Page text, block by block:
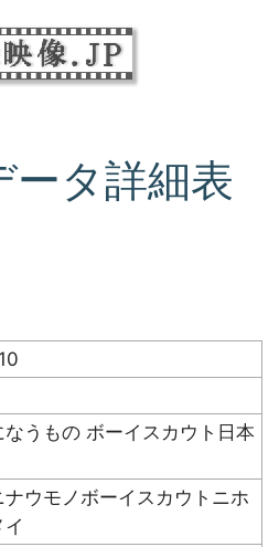
ータ詳細表
なうもの ボーイスカウト日本
ナウモノボーイスカウトニホ